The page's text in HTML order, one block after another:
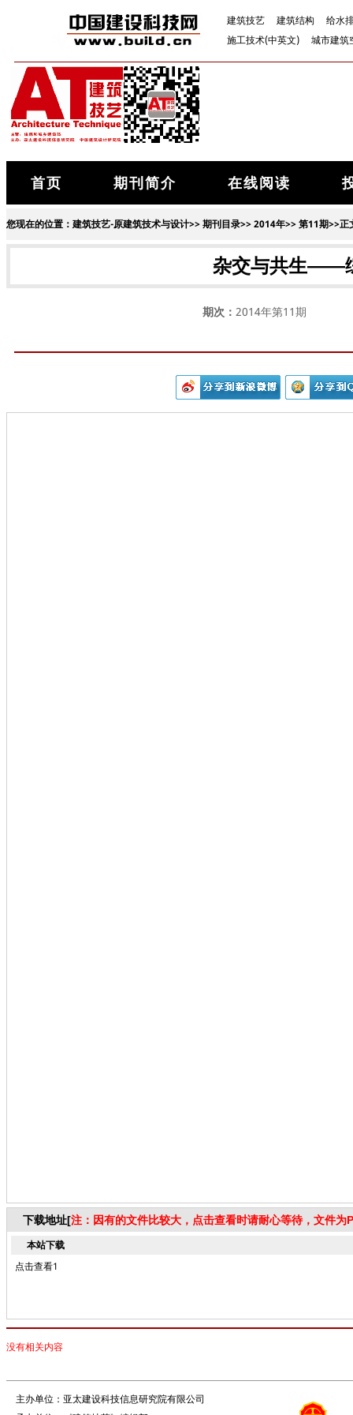
建筑技艺 建筑结构
给水
施工技术(中英文)
城市建筑
首页 期刊简介 在线阅读
您现在的位置： 建筑技艺-原建筑技术与设计>>期刊目录>>2014年>>第11期>>正
杂交与共生——
期次： 2014年第11期
下载地址[注：因有的文件比较大，点击查看时请耐心等待，文件为
本站下载
点击查看1
没有相关内容
主办单位：亚太建设科技信息研究院有限公司